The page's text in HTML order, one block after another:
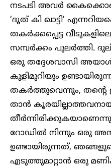
നടപടി അവർ
‘ദൂത് കി ഖാട്ടി’
തകർക്കപ്പെട്ട
സമ്പർക്കം പുലർത്തി.
ഒരു തദ്ദേശവാസി
കുളിമുറിയും
തകർത്തുവെന്നും,
താൻ
റോഡിൽ നിന്നും ഒരു
ഉണ്ടായിരുന്നത്,
എടുത്തുമാറ്റാൻ ഒരു